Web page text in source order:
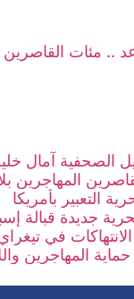
.. مئات القاصرين
الصحفية آمال
المهاجرين
التعبير بأمريكا
في
المهاجرين